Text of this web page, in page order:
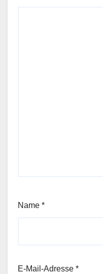
Name *
E-Mail-Adresse *